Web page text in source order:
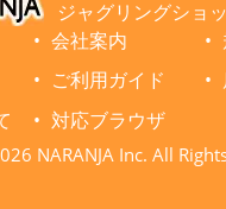
ジャグリングショ
会社案内
ご利用ガイド
対応ブラウザ
NARANJA Inc. All